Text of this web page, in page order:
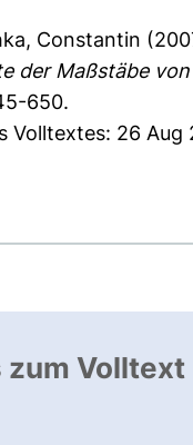
Constantin
der Maßstäbe
650.
26 Aug
Volltext
neues